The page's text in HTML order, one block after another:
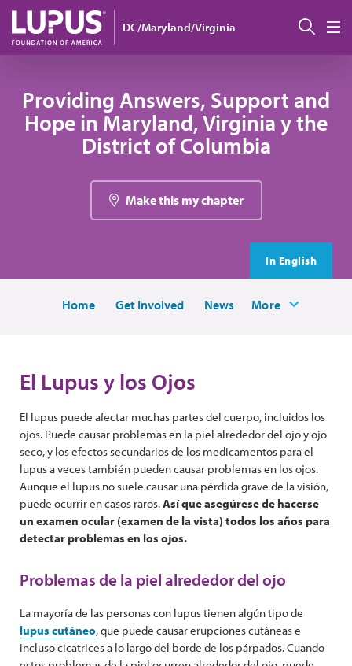
Pasar al contenido principal
DC/Maryland/Virginia
Providing Answers, Support and
Hope in Maryland, Virginia y the
District of Columbia
Make this my chapter
In English
Home Get Involved News More
El Lupus y los Ojos
El lupus puede afectar muchas partes del cuerpo, incluidos los
ojos. Puede causar problemas en la piel alrededor del ojo y ojo
seco, y los efectos secundarios de los medicamentos para el
lupus a veces también pueden causar problemas en los ojos.
Aunque el lupus no suele causar una pérdida grave de la visión,
puede ocurrir en casos raros.Así que asegúrese de hacerse
un examen ocular (examen de la vista) todos los años para
detectar problemas en los ojos.
Problemas de la piel alrededor del ojo
La mayoría de las personas con lupus tienen algún tipo de
lupus cutáneo, que puede causar erupciones cutáneas e
incluso cicatrices a lo largo del borde de los párpados. Cuando